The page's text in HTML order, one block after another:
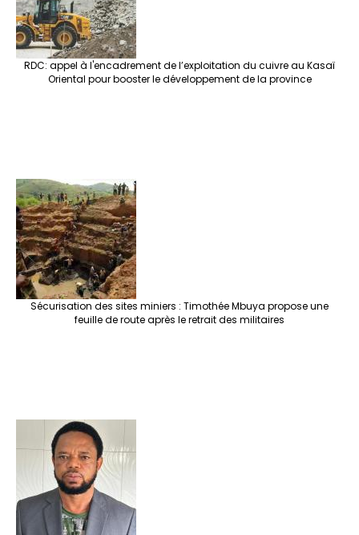
RDC: appel à l'encadrement de l’exploitation du cuivre au Kasaï
Oriental pour booster le développement de la province
Sécurisation des sites miniers : Timothée Mbuya propose une
feuille de route après le retrait des militaires